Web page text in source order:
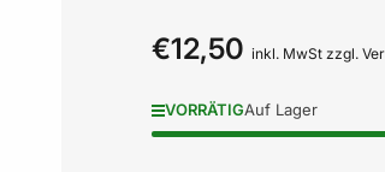
Normaler
€12,50 inkl. MwSt zzgl.
VORRÄTIGAuf Lager